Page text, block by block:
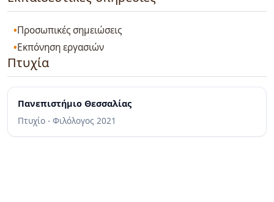
Προσωπικές σημειώσεις
Εκπόνηση εργασιών
Πτυχία
Πανεπιστήμιο Θεσσαλίας
Πτυχίο - Φιλόλογος 2021